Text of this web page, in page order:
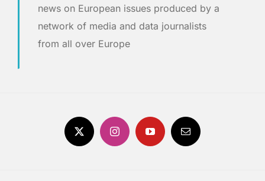
news on European issues produced by a
network of media and data journalists
from all over Europe